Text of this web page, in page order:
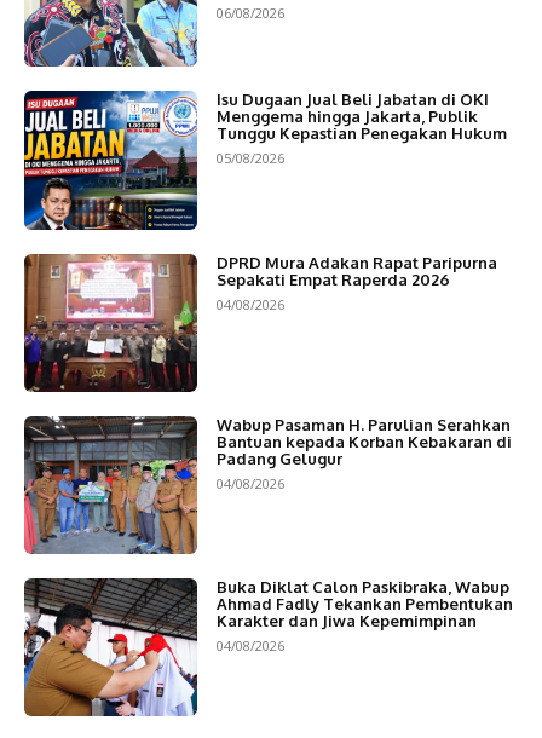
06/08/2026
Isu Dugaan Jual Beli Jabatan di OKI
Menggema hingga Jakarta, Publik
Tunggu Kepastian Penegakan Hukum
05/08/2026
DPRD Mura Adakan Rapat Paripurna
Sepakati Empat Raperda 2026
04/08/2026
Wabup Pasaman H. Parulian Serahkan
Bantuan kepada Korban Kebakaran di
Padang Gelugur
04/08/2026
Buka Diklat Calon Paskibraka, Wabup
Ahmad Fadly Tekankan Pembentukan
Karakter dan Jiwa Kepemimpinan
04/08/2026